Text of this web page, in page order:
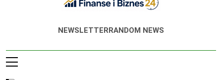
Finanse I Biznes
24
Jak Zadbać O Własne Finanse? Fachowa
NEWSLETTERRANDOM NEWS